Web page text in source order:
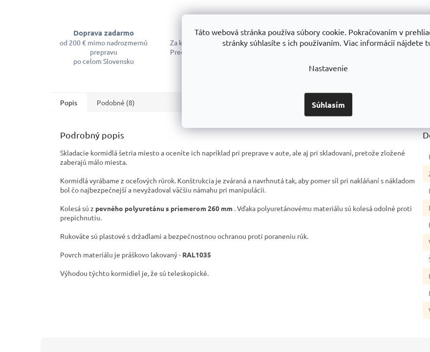
Táto webová stránka používa súbory cookie. Pokračovaním v
stránky súhlasíte s ich používaním. Viac informácií nájdete
Nastavenie
Súhlasím
Doprava zadarmo
od 200 € mimo nadrozmernú
prepravu
po celom Slovensku
Garancia kvality
Za kvalitu sa môžeme zaručiť
Predĺžená záruka na 10 rokov
Zameranie, montáž a servis
Vykonávame zameranie, montáže
Všetok tovar
máme
Popis Podobné (8)
Podrobný popis
Skladacie kormidlá šetria miesto a oceníte ich napríklad pri preprave v aute, ale aj pri skladovaní, pretože zložené
zaberajú málo miesta.
Kormidlá vyrábame z oceľových rúrok. Konštrukcia je zváraná a navrhnutá tak, aby pomer síl pri nakláňaní s nákladom
bol čo najbezpečnejší a nevyžadoval väčšiu námahu pri manipulácii.
Kolesá sú z pevného polyuretánu s priemerom 260 mm . Vďaka polyuretánovému materiálu sú kolesá odolné proti
prepichnutiu.
Rukoväte sú plastové s držadlami a bezpečnostnou ochranou proti poraneniu rúk.
Povrch materiálu je práškovo lakovaný - RAL1035
Výhodou týchto kormidiel je, že sú teleskopické.